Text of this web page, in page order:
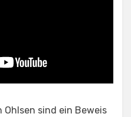
Ohlsen sind ein Beweis